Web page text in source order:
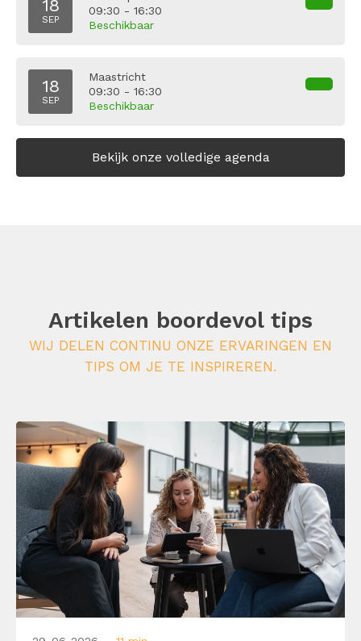
18
SEP
09:30 - 16:30
Beschikbaar
18
SEP
Maastricht
09:30 - 16:30
Beschikbaar
Bekijk onze volledige agenda
Artikelen boordevol tips
WIJ DELEN CONTINU ONZE ERVARINGEN EN
TIPS OM JE TE INSPIREREN.